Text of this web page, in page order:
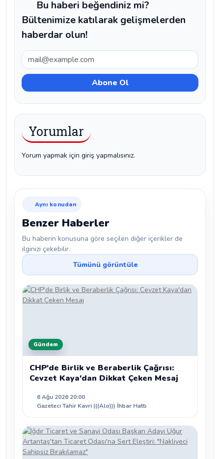
Bu haberi beğendiniz mi?
Bültenimize katılarak gelişmelerden
haberdar olun!
Yorumlar
Yorum yapmak için giriş yapmalısınız.
Aynı konudan
Benzer Haberler
Bu haberin konusuna göre seçilen diğer içerikler de
ilginizi çekebilir.
Tümünü görüntüle
Gündem
CHP'de Birlik ve Beraberlik Çağrısı:
Cevzet Kaya'dan Dikkat Çeken Mesaj
6 Ağu 2026 20:00
Gazeteci Tahir Kavri (((Alo))) İhbar Hattı